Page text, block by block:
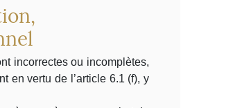
incorrectes ou incomplètes,
en vertu de l’article 6.1 (f), y